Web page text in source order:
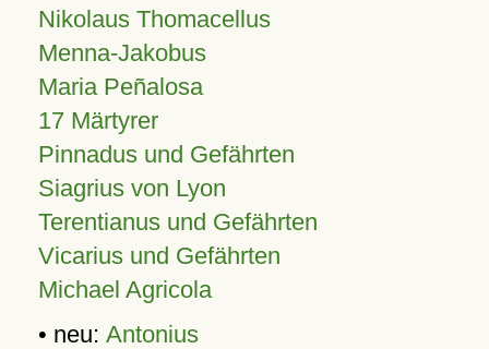
Nikolaus Thomacellus
Menna-Jakobus
Maria Peñalosa
17 Märtyrer
Pinnadus und Gefährten
Siagrius von Lyon
Terentianus und Gefährten
Vicarius und Gefährten
Michael Agricola
• neu: Antonius